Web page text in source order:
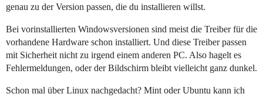
genau zu der Version passen, die du installieren willst.
Bei vorinstallierten Windowsversionen sind meist die Treiber für die
vorhandene Hardware schon installiert. Und diese Treiber passen
mit Sicherheit nicht zu irgend einem anderen PC. Also hagelt es
Fehlermeldungen, oder der Bildschirm bleibt vielleicht ganz dunkel.
Schon mal über Linux nachgedacht? Mint oder Ubuntu kann ich